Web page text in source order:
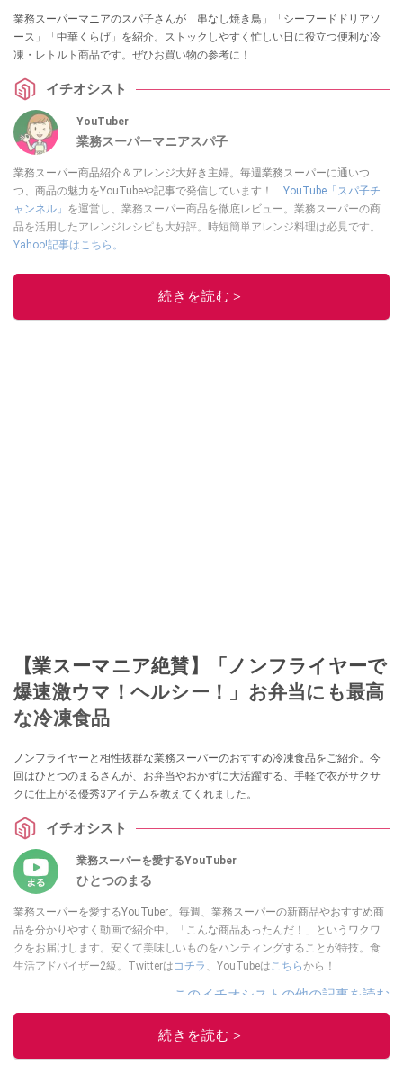
業務スーパーマニアのスパ子さんが「串なし焼き鳥」「シーフードドリアソ
ース」「中華くらげ」を紹介。ストックしやすく忙しい日に役立つ便利な冷
凍・レトルト商品です。ぜひお買い物の参考に！
イチオシスト
YouTuber
業務スーパーマニアスパ子
業務スーパー商品紹介＆アレンジ大好き主婦。毎週業務スーパーに通いつ
つ、商品の魅力をYouTubeや記事で発信しています！ YouTube「スパ子チ
ャンネル」 を運営し、業務スーパー商品を徹底レビュー。業務スーパーの商
品を活用したアレンジレシピも大好評。時短簡単アレンジ料理は必見です。
Yahoo!記事はこちら。
このイチオシストの他の記事を読む
続きを読む＞
【業スーマニア絶賛】「ノンフライヤーで
爆速激ウマ！ヘルシー！」お弁当にも最高
な冷凍食品
ノンフライヤーと相性抜群な業務スーパーのおすすめ冷凍食品をご紹介。今
回はひとつのまるさんが、お弁当やおかずに大活躍する、手軽で衣がサクサ
クに仕上がる優秀3アイテムを教えてくれました。
イチオシスト
業務スーパーを愛するYouTuber
ひとつのまる
業務スーパーを愛するYouTuber。毎週、業務スーパーの新商品やおすすめ商
品を分かりやすく動画で紹介中。「こんな商品あったんだ！」というワクワ
クをお届けします。安くて美味しいものをハンティングすることが特技。食
生活アドバイザー2級。Twitterは コチラ 、YouTubeはこちらから！
このイチオシストの他の記事を読む
続きを読む＞